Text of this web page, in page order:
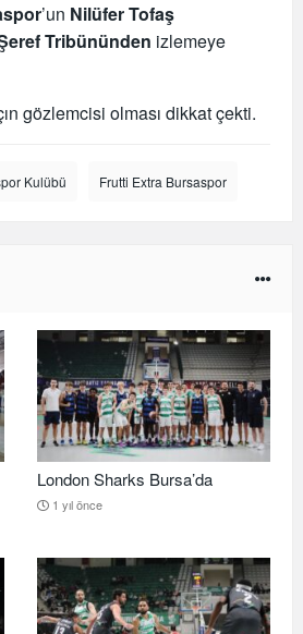
’un Nilüfer Tofaş
Tribününden izlemeye
gözlemcisi olması dikkat çekti.
Kulübü Frutti Extra Bursaspor
London Sharks Bursa’da
1 yıl önce